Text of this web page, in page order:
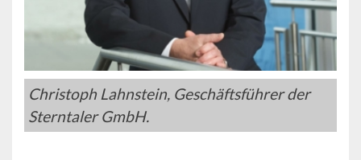
Christoph Lahnstein, Geschäftsführer der
Sterntaler GmbH.